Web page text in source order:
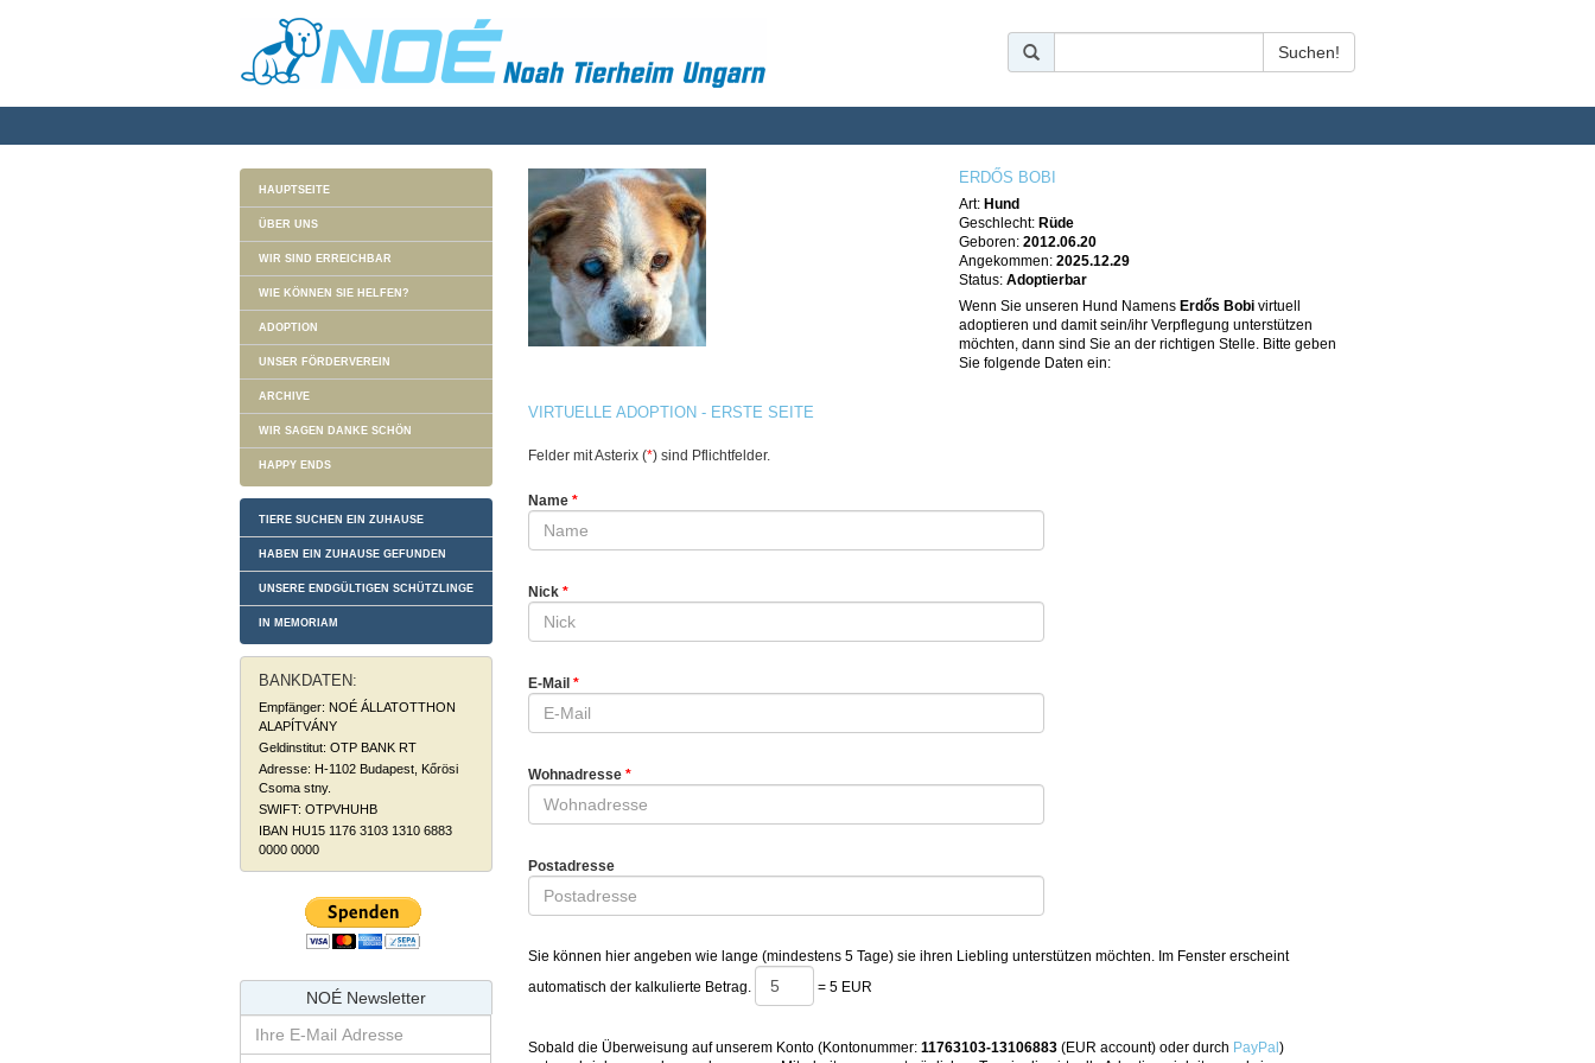
HAUPTSEITE
ÜBER UNS
WIR SIND ERREICHBAR
WIE KÖNNEN SIE HELFEN?
ADOPTION
UNSER FÖRDERVEREIN
ARCHIVE
WIR SAGEN DANKE SCHÖN
HAPPY ENDS
TIERE SUCHEN EIN ZUHAUSE
HABEN EIN ZUHAUSE GEFUNDEN
UNSERE ENDGÜLTIGEN SCHÜTZLINGE
IN MEMORIAM
BANKDATEN:
Empfänger: NOÉ ÁLLATOTTHON
ALAPÍTVÁNY
Geldinstitut: OTP BANK RT
Adresse: H-1102 Budapest, Kőrösi
Csoma stny.
SWIFT: OTPVHUHB
IBAN HU15 1176 3103 1310 6883
0000 0000
NOÉ Newsletter
ERDŐS BOBI
Art: Hund
Geschlecht: Rüde
Geboren:2012.06.20
Angekommen:2025.12.29
Status:Adoptierbar
Wenn Sie unseren Hund Namens Erdős Bobi virtuell
adoptieren und damit sein/ihr Verpflegung unterstützen
möchten, dann sind Sie an der richtigen Stelle. Bitte geben
Sie folgende Daten ein:
VIRTUELLE ADOPTION - ERSTE SEITE
Felder mit Asterix (*) sind Pflichtfelder.
Name
Nick
E-Mail
Wohnadresse
Postadresse
Sie können hier angeben wie lange (mindestens 5 Tage) sie ihren Liebling unterstützen möchten. Im Fenster erscheint
automatisch der kalkulierte Betrag.
= 5 EUR
Sobald die Überweisung auf unserem Konto (Kontonummer: 11763103-13106883(EUR account) oder durch PayPal )